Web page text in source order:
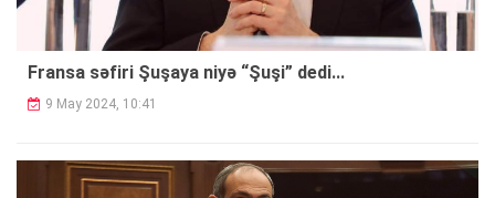
Fransa səfiri Şuşaya niyə “Şuşi” dedi...
9 May 2024, 10:41